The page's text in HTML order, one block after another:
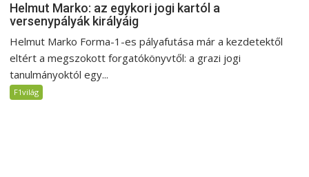
Helmut Marko: az egykori jogi kartól a
versenypályák királyáig
Helmut Marko Forma-1-es pályafutása már a kezdetektől
eltért a megszokott forgatókönyvtől: a grazi jogi
tanulmányoktól egy...
F1világ